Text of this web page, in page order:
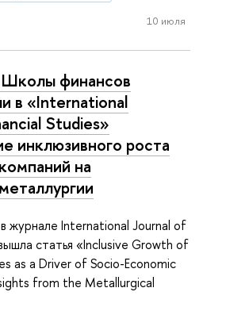
10 июля
финансов
в «International
Studies»
инклюзивного роста
на
журнале International Journal of
статья «Inclusive Growth of
as a Driver of Socio-Economic
from the Metallurgical